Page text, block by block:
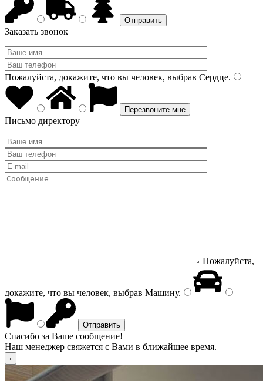
Заказать звонок
Пожалуйста, докажите, что вы человек, выбрав Сердце.
Письмо директору
Пожалуйста,
докажите, что вы человек, выбрав Машину.
Спасибо за Ваше сообщение!
Наш менеджер свяжется с Вами в ближайшее время.